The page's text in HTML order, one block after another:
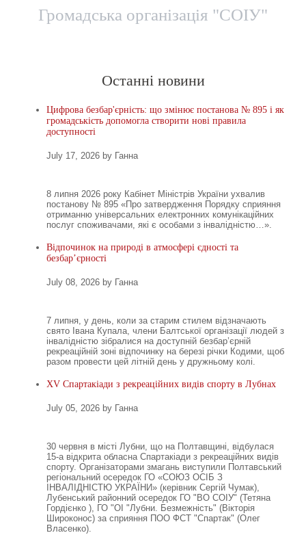
Громадська організація "СОІУ"
Останні новини
Цифрова безбар'єрність: що змінює постанова № 895 і як
громадськість допомогла створити нові правила
доступності
July 17, 2026 by Ганна
8 липня 2026 року Кабінет Міністрів України ухвалив
постанову № 895 «Про затвердження Порядку сприяння
отриманню універсальних електронних комунікаційних
послуг споживачами, які є особами з інвалідністю…».
Відпочинок на природі в атмосфері єдності та
безбар’єрності
July 08, 2026 by Ганна
7 липня, у день, коли за старим стилем відзначають
свято Івана Купала, члени Балтської організації людей з
інвалідністю зібралися на доступній безбар’єрній
рекреаційній зоні відпочинку на березі річки Кодими, щоб
разом провести цей літній день у дружньому колі.
XV Спартакіади з рекреаційних видів спорту в Лубнах
July 05, 2026 by Ганна
30 червня в місті Лубни, що на Полтавщині, відбулася
15-а відкрита обласна Спартакіади з рекреаційних видів
спорту. Організаторами змагань виступили Полтавський
регіональний осередок ГО «СОЮЗ ОСІБ З
ІНВАЛІДНІСТЮ УКРАЇНИ» (керівник Сергій Чумак),
Лубенський районний осередок ГО "ВО СОІУ" (Тетяна
Гордієнко ), ГО "ОІ "Лубни. Безмежність" (Вікторія
Широконос) за сприяння ПОО ФСТ "Спартак" (Олег
Власенко).